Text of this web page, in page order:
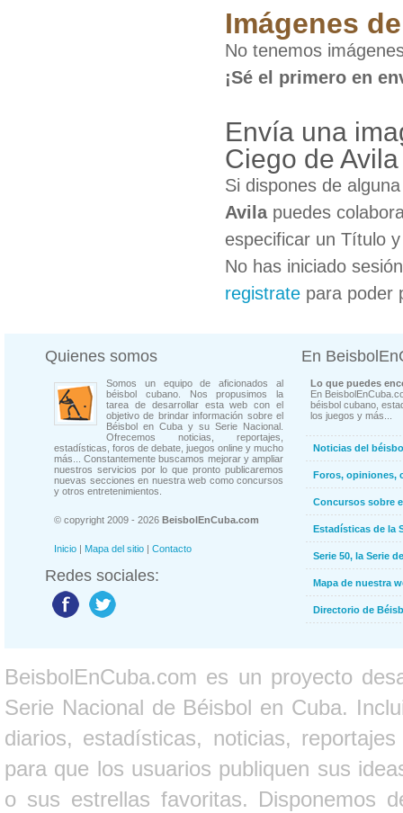
Imágenes
No tenemos
¡Sé el primero en
Envía una
Ciego de Avila
Si dispones de
Avilapuedes
especificar un Título
No has iniciado
registrate para poder
Quienes somos
Somos un equipo de aficionados al
béisbol cubano. Nos propusimos la
tarea de desarrollar esta web con el
objetivo de brindar información sobre el
Béisbol en Cuba y su Serie Nacional.
Ofrecemos noticias, reportajes,
estadísticas, foros de debate, juegos online y mucho
más... Constantemente buscamos mejorar y ampliar
nuestros servicios por lo que pronto publicaremos
nuevas secciones en nuestra web como concursos
y otros entretenimientos.
© copyright 2009 - 2026 BeisbolEnCuba.com
Inicio | Mapa del sitio | Contacto
Redes sociales:
En
Lo que puedes
En
béisbol cubano,
los juegos y más...
Noticias del
Foros, opiniones,
Concursos sobre
Estadísticas de la
Serie 50, la Serie
Mapa de nuestra
Directorio de
BeisbolEnCuba.com es un proyecto
Serie Nacional de Béisbol en Cuba.
diarios, estadísticas, noticias,
para que los usuarios publiquen sus
o sus estrellas favoritas. Disponemos